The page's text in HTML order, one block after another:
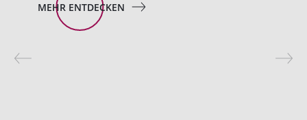
MEHR ENTDECKEN